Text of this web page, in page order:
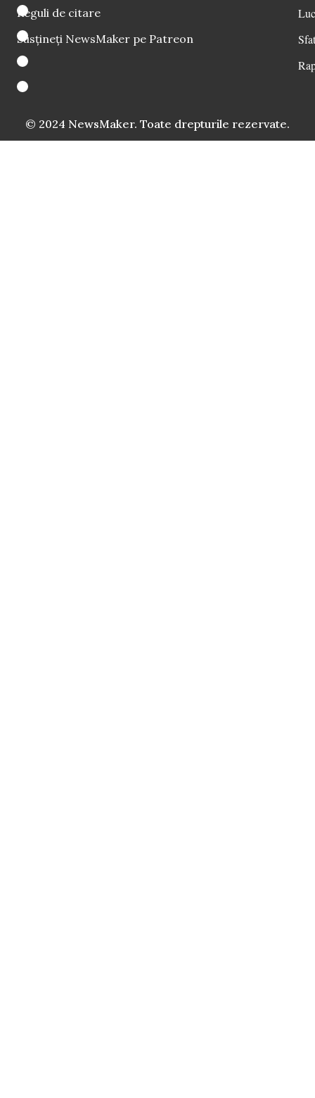
Reguli de citare
Susțineți NewsMaker pe Patreon
© 2024 NewsMaker. Toate drepturile rezervate.